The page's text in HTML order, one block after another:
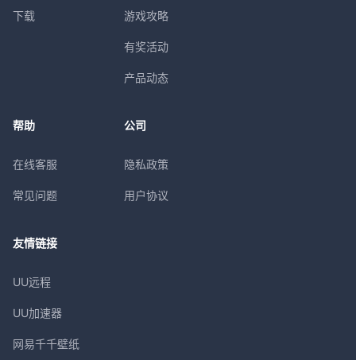
下载 游戏攻略
有奖活动
产品动态
帮助
在线客服
常见问题
公司
隐私政策
用户协议
友情链接
UU远程
UU加速器
网易千千壁纸